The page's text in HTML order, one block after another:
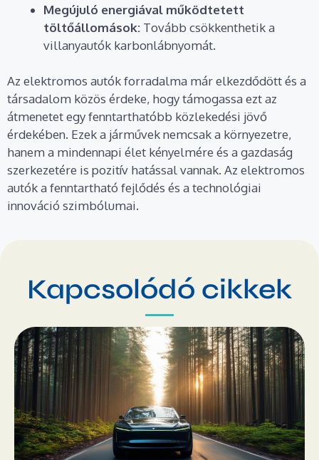
Megújuló energiával működtetett
töltőállomások: Tovább csökkenthetik a
villanyautók karbonlábnyomát.
Az elektromos autók forradalma már elkezdődött és a
társadalom közös érdeke, hogy támogassa ezt az
átmenetet egy fenntarthatóbb közlekedési jövő
érdekében. Ezek a járművek nemcsak a környezetre,
hanem a mindennapi élet kényelmére és a gazdaság
szerkezetére is pozitív hatással vannak. Az elektromos
autók a fenntartható fejlődés és a technológiai
innováció szimbólumai.
Kapcsolódó cikkek